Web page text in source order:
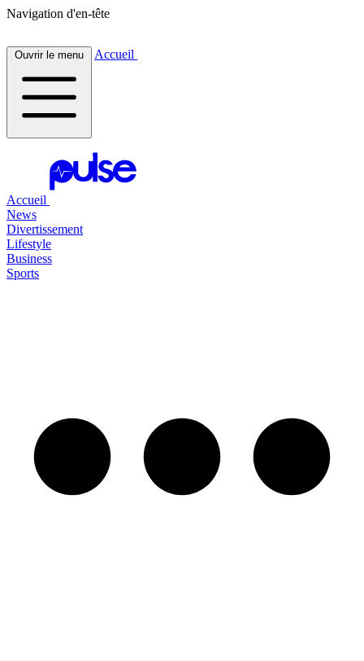
Navigation d'en-tête
Ouvrir le menu Accueil
Accueil
News
Divertissement
Lifestyle
Business
Sports